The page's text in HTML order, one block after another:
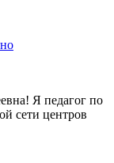
Я педагог по
сети центров